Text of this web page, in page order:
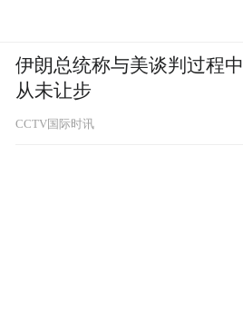
伊朗总统称与美谈判过程中
从未让步
CCTV国际时讯